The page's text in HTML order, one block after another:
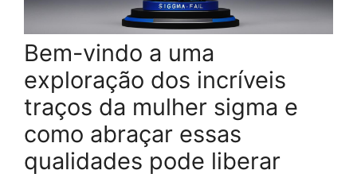
Bem-vindo a uma
exploração dos incríveis
traços da mulher sigma e
como abraçar essas
qualidades pode liberar